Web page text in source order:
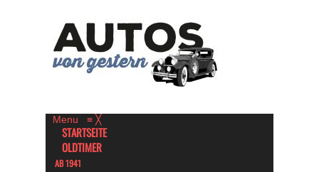
Menu ≡ ╳
STARTSEITE
OLDTIMER
AB 1941